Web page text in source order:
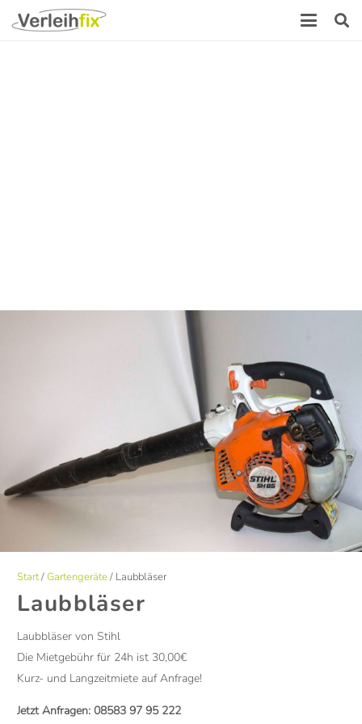
Start/Gartengeräte/ Laubbläser
Laubbläser
Laubbläser von Stihl
Die Mietgebühr für 24h ist 30,00€
Kurz- und Langzeitmiete auf Anfrage!
Jetzt Anfragen: 08583 97 95 222